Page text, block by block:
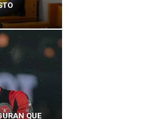
QUE